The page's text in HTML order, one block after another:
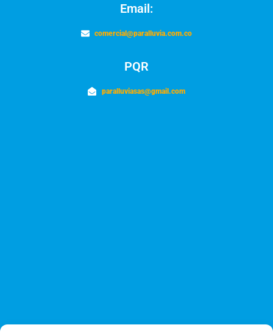
Email:
comercial@paralluvia.com.co
PQR
paralluviasas@gmail.com